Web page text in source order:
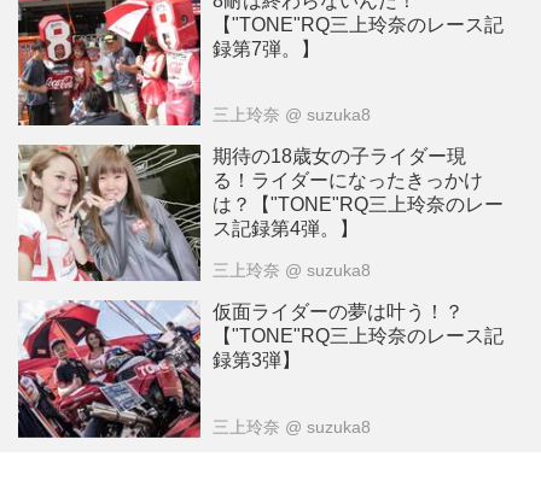
【"TONE"RQ三上玲奈のレース記
録第7弾。】
三上玲奈 @ suzuka8
期待の18歳女の子ライダー現
る！ライダーになったきっかけ
は？【"TONE"RQ三上玲奈のレー
ス記録第4弾。】
三上玲奈 @ suzuka8
仮面ライダーの夢は叶う！？
【"TONE"RQ三上玲奈のレース記
録第3弾】
三上玲奈 @ suzuka8